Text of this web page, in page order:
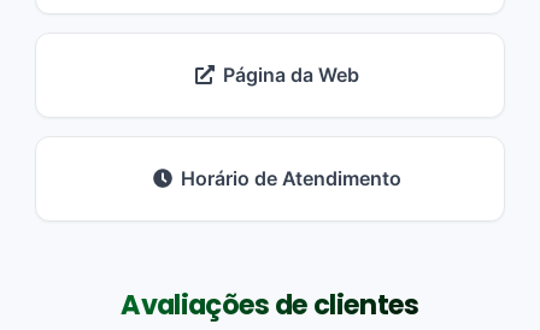
Página da Web
Horário de Atendimento
Avaliações de clientes